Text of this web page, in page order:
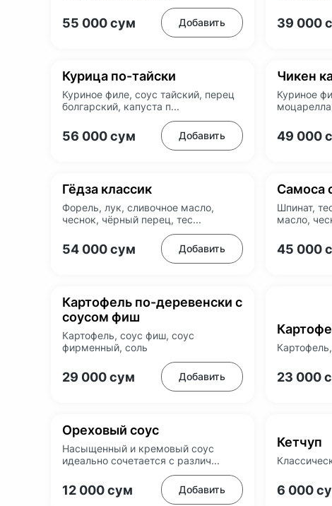
55 000сум Добавить 39 000
Курица по-тайски
Куриное филе, соус тайский, перец
болгарский, капуста п...
56 000сум Добавить
Чикен
Куриное
49 000
Гёдза классик
Форель, лук, сливочное масло,
чеснок, чёрный перец, тес...
54 000сум Добавить
Самоса
Шпинат,
масло,
45 000
Картофель по-деревенски с
соусом фиш
Картофель, соус фиш, соус
фирменный, соль
29 000сум Добавить 23 000
Ореховый соус
Насыщенный и кремовый соус
идеально сочетается с различ...
12 000сум Добавить
Кетчуп
6 000